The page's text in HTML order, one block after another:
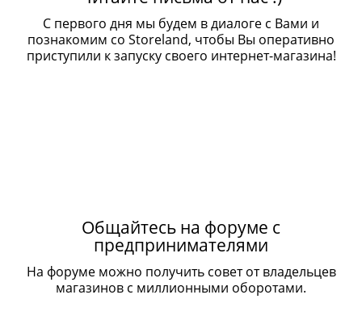
С первого дня мы будем в диалоге с Вами и
познакомим со Storeland, чтобы Вы оперативно
приступили к запуску своего интернет-магазина!
Общайтесь на форуме с
предпринимателями
На форуме можно получить совет от владельцев
магазинов с миллионными оборотами.